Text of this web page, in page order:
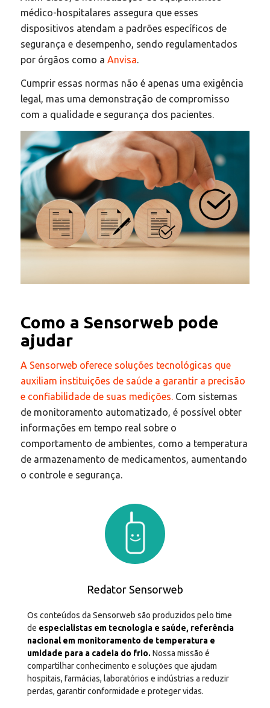
médico-hospitalares assegura que esses
dispositivos atendam a padrões específicos de
segurança e desempenho, sendo regulamentados
por órgãos como a Anvisa.
Cumprir essas normas não é apenas uma exigência
legal, mas uma demonstração de compromisso
com a qualidade e segurança dos pacientes.​
Como a Sensorweb pode
ajudar
A Sensorweb oferece soluções tecnológicas que
auxiliam instituições de saúde a garantir a precisão
e confiabilidade de suas medições.Com sistemas
de monitoramento automatizado, é possível obter
informações em tempo real sobre o
comportamento de ambientes, como a temperatura
de armazenamento de medicamentos, aumentando
o controle e segurança.​
Redator Sensorweb
Os conteúdos da Sensorweb são produzidos pelo time
de especialistas em tecnologia e saúde, referência
nacional em monitoramento de temperatura e
umidade para a cadeia do frio. Nossa missão é
compartilhar conhecimento e soluções que ajudam
hospitais, farmácias, laboratórios e indústrias a reduzir
perdas, garantir conformidade e proteger vidas.